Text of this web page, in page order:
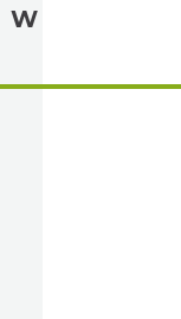
W